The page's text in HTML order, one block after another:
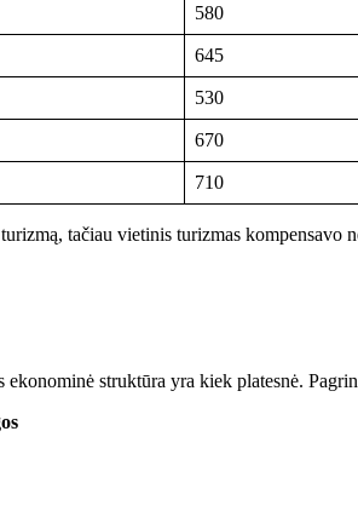
580
645
530
670
710
tačiau vietinis turizmas kompensavo
struktūra yra kiek platesnė.